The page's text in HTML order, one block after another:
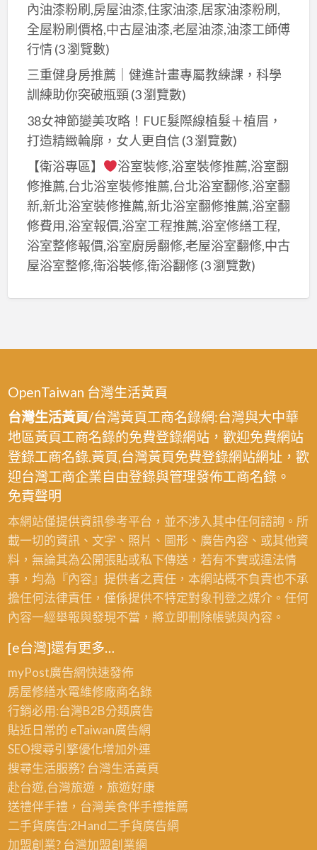
內油漆粉刷,房屋油漆,住家油漆,居家油漆粉刷,
全屋粉刷價格,中古屋油漆,老屋油漆,油漆工師傅
行情(3 瀏覽數)
三重健身房推薦｜健進計畫專屬教練課，科學
訓練助你突破瓶頸(3 瀏覽數)
38女神節變美攻略！FUE髮際線植髮＋植眉，
打造精緻輪廓，女人更自信 (3 瀏覽數)
【衛浴專區】
浴室裝修,浴室裝修推薦,浴室翻
修推薦,台北浴室裝修推薦,台北浴室翻修,浴室翻
新,新北浴室裝修推薦,新北浴室翻修推薦,浴室翻
修費用,浴室報價,浴室工程推薦,浴室修繕工程,
浴室整修報價,浴室廚房翻修,老屋浴室翻修,中古
屋浴室整修,衛浴裝修,衛浴翻修(3 瀏覽數)
OpenTaiwan 台灣生活黃頁
台灣生活黃頁/台灣黃頁工商名錄網:台灣與大中華
地區黃頁工商名錄的免費登錄網站，歡迎免費網站
登錄工商名錄.黃頁,台灣黃頁免費登錄網站網址，歡
迎台灣工商企業自由登錄與管理發佈工商名錄。
免責聲明
本網站僅提供資訊參考平台，並不涉入其中任何諮詢。所
載一切的資訊、文字、照片、圖形、廣告內容、或其他資
料，無論其為公開張貼或私下傳送，若有不實或違法情
事，均為『內容』提供者之責任，本網站概不負責也不承
擔任何法律責任，僅係提供不特定對象刊登之媒介。任何
內容一經舉報與發現不當，將立即刪除帳號與內容。
[e台灣]還有更多…
myPost廣告網快速發佈
房屋修繕水電維修廠商名錄
行銷必用:台灣B2B分類廣告
貼近日常的 eTaiwan廣告網
SEO搜尋引擎優化增加外連
搜尋生活服務? 台灣生活黃頁
赴台遊,台灣旅遊，旅遊好康
送禮伴手禮，台灣美食伴手禮推薦
二手貨廣告:2Hand二手貨廣告網
加盟創業? 台灣加盟創業網